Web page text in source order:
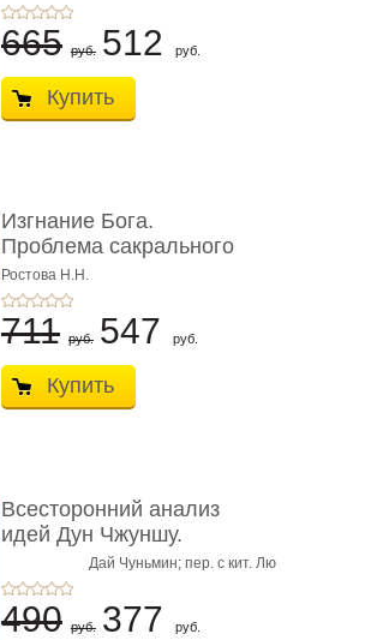
665 руб. 512 руб.
Купить
Изгнание Бога.
Проблема сакрального
в философ� ...
Ростова Н.Н.
711 руб. 547 руб.
Купить
Всесторонний анализ
идей Дун Чжуншу.
Монограф� ...
Цао Инчунь,
Дай Чуньмин; пер. с кит. Лю
Цао Ханьюй
490 руб. 377 руб.